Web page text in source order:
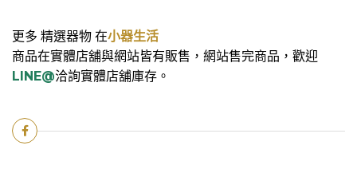
更多 精選器物 在小器生活
商品在實體店舖與網站皆有販售，網站售完商品，歡迎
LINE@洽詢實體店舖庫存。